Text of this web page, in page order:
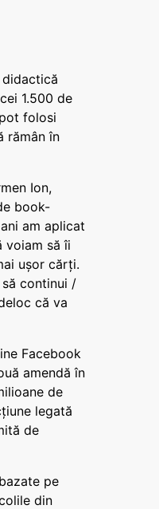
didactică
1.500 de
folosi
rămân în
Ion,
book-
am aplicat
voiam să îi
ușor cărți.
continui /
că va
Facebook
amendă în
de
legată
de
pe
din